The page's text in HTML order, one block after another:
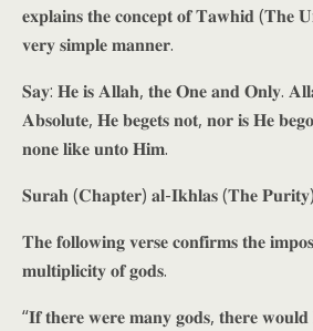
𝐞𝐱𝐩𝐥𝐚𝐢𝐧𝐬 𝐭𝐡𝐞 𝐜𝐨𝐧𝐜𝐞𝐩𝐭 𝐨𝐟 𝐓𝐚𝐰𝐡𝐢𝐝 (𝐓𝐡𝐞
𝐯𝐞𝐫𝐲 𝐬𝐢𝐦𝐩𝐥𝐞 𝐦𝐚𝐧𝐧𝐞𝐫.
𝐒𝐚𝐲: 𝐇𝐞 𝐢𝐬 𝐀𝐥𝐥𝐚𝐡, 𝐭𝐡𝐞 𝐎𝐧𝐞 𝐚𝐧𝐝 𝐎𝐧𝐥𝐲.
𝐀𝐛𝐬𝐨𝐥𝐮𝐭𝐞, 𝐇𝐞 𝐛𝐞𝐠𝐞𝐭𝐬 𝐧𝐨𝐭, 𝐧𝐨𝐫 𝐢𝐬 𝐇𝐞
𝐧𝐨𝐧𝐞 𝐥𝐢𝐤𝐞 𝐮𝐧𝐭𝐨 𝐇𝐢𝐦.
𝐒𝐮𝐫𝐚𝐡 (𝐂𝐡𝐚𝐩𝐭𝐞𝐫) 𝐚𝐥-𝐈𝐤𝐡𝐥𝐚𝐬 (𝐓𝐡𝐞
𝐓𝐡𝐞 𝐟𝐨𝐥𝐥𝐨𝐰𝐢𝐧𝐠 𝐯𝐞𝐫𝐬𝐞 𝐜𝐨𝐧𝐟𝐢𝐫𝐦𝐬 𝐭𝐡𝐞
𝐦𝐮𝐥𝐭𝐢𝐩𝐥𝐢𝐜𝐢𝐭𝐲 𝐨𝐟 𝐠𝐨𝐝𝐬.
“𝐈𝐟 𝐭𝐡𝐞𝐫𝐞 𝐰𝐞𝐫𝐞 𝐦𝐚𝐧𝐲 𝐠𝐨𝐝𝐬, 𝐭𝐡𝐞𝐫𝐞